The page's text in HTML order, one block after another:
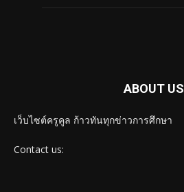
ABOUT US
เว็บไซต์ครูคูล ก้าวทันทุกข่าวการศึกษา
Contact us: